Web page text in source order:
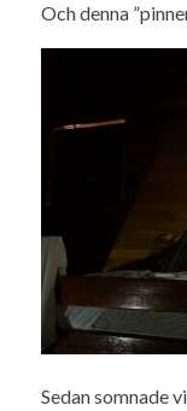
Och denna
Sedan somnade